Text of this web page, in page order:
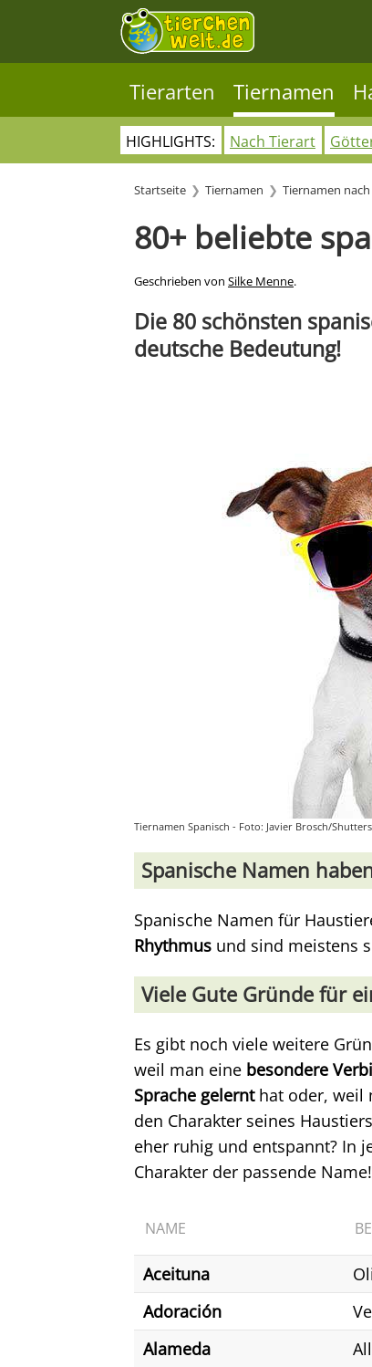
Tierarten Tiernamen
HIGHLIGHTS: Nach Tierart
Startseite Tiernamen Tiernamen
80+ beliebte
Geschrieben von Silke Menne.
Die 80 schönsten
deutsche Bedeutung!
Tiernamen Spanisch - Foto: Javier Brosch/
Spanische Namen
Spanische Namen für
Rhythmus und sind meistens
Viele Gute Gründe für
Es gibt noch viele weitere
weil man eine besondere
Sprache gelernthat oder, weil
den Charakter seines
eher ruhig und entspannt? In
Charakter der passende Name!
NAME
Aceituna
Adoración
Alameda